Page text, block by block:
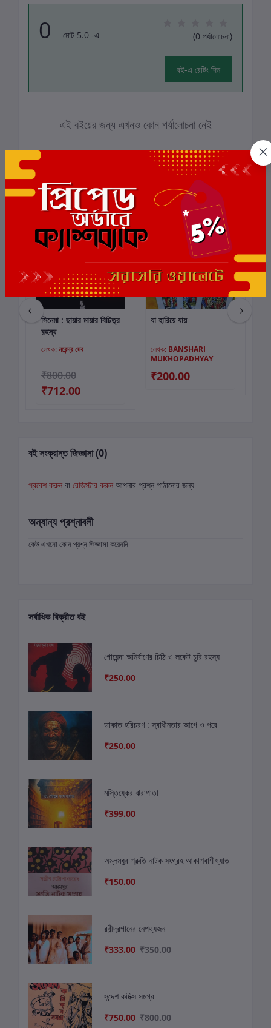
0 মোট 5.0 -এ (0 পর্যালোচনা)
বই-এ রেটিং দিন
এই বইয়ের জন্য এখনও কোন পর্যালোচনা নেই
সংশ্লিষ্ট বই
ছাড় 11%
কার্টে যোগ করুন
সিনেমা : ছায়ার মায়ার বিচিত্র
রহস্য
লেখক: নরেন্দ্র দেব
₹800.00
₹712.00
কার্টে যোগ করুন
যা হারিয়ে যায়
লেখক: BANSHARI
MUKHOPADHYAY
₹200.00
বই সংক্রান্ত জিজ্ঞাসা (0)
প্রবেশ করুন বা রেজিস্টার করুন আপনার প্রশ্ন পাঠানোর জন্য
অন্যান্য প্রশ্নাবলী
কেউ এখনো কোন প্রশ্ন জিজ্ঞাসা করেননি
সর্বাধিক বিক্রীত বই
গোয়েন্দা অনির্বাণের চিঠি ও লকেট চুরি রহস্য
₹250.00
ডাকাত হরিচরণ : স্বাধীনতার আগে ও পরে
₹250.00
মস্তিষ্কের ঝরাপাতা
₹399.00
অম্লমধুর শ্রুতি নাটক সংগ্রহ আকাশবাণীখ্যাত
₹150.00
রবীন্দ্রগানের নেপথ্যজন
₹333.00 ₹350.00
সন্দেশ কমিক্স সমগ্র
₹750.00 ₹800.00